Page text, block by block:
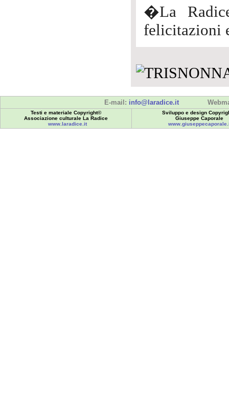
�La
felicitazioni
E-mail: info@laradice.it
Testi e materiale Copyright©
Associazione culturale La Radice
www.laradice.it
Sviluppo e design
Giuseppe Caporale